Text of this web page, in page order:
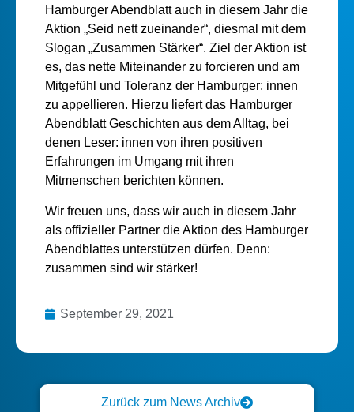
Hamburger Abendblatt auch in diesem Jahr die
Aktion „Seid nett zueinander“, diesmal mit dem
Slogan „Zusammen Stärker“. Ziel der Aktion ist
es, das nette Miteinander zu forcieren und am
Mitgefühl und Toleranz der Hamburger: innen
zu appellieren. Hierzu liefert das Hamburger
Abendblatt Geschichten aus dem Alltag, bei
denen Leser: innen von ihren positiven
Erfahrungen im Umgang mit ihren
Mitmenschen berichten können.
Wir freuen uns, dass wir auch in diesem Jahr
als offizieller Partner die Aktion des Hamburger
Abendblattes unterstützen dürfen. Denn:
zusammen sind wir stärker!
September 29, 2021
Zurück zum News Archiv